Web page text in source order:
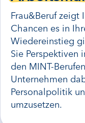
Frau&Beruf zeigt
Chancen es in
Wiedereinstieg
Sie Perspektiven
den MINT-
Unternehmen
Personalpolitik
umzusetzen.